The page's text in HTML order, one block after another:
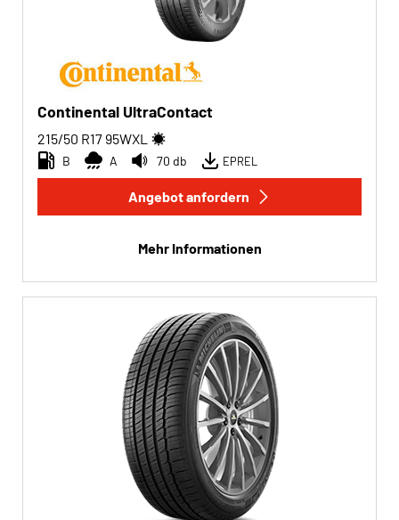
Continental UltraContact
215/50 R17 95WXL
B A 70 db EPREL
Angebot anfordern
Mehr Informationen